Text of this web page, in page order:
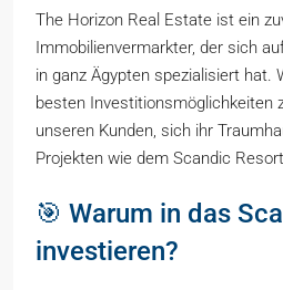
The Horizon Real Estate ist ein
Immobilienvermarkter, der sich
in ganz Ägypten spezialisiert hat.
besten Investitionsmöglichkeiten
unseren Kunden, sich ihr
Projekten wie dem Scandic
🎯 Warum in das
investieren?